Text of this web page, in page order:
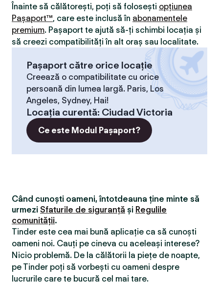
Înainte să călătorești, poți să folosești opțiunea
Pașaport™, care este inclusă în abonamentele
premium. Pașaport te ajută să-ți schimbi locația și
să creezi compatibilităţi în alt oraș sau localitate.
Pașaport către orice locație
Creează o compatibilitate cu orice
persoană din lumea largă. Paris, Los
Angeles, Sydney, Hai!
Locaţia curentă: Ciudad Victoria
Ce este Modul Pașaport?
Când cunoști oameni, întotdeauna ține minte să
urmezi Sfaturile de siguranță și Regulile
comunității.
Tinder este cea mai bună aplicație ca să cunoști
oameni noi. Cauți pe cineva cu aceleași interese?
Nicio problemă. De la călătorii la piețe de noapte,
pe Tinder poți să vorbești cu oameni despre
lucrurile care te bucură cel mai tare.